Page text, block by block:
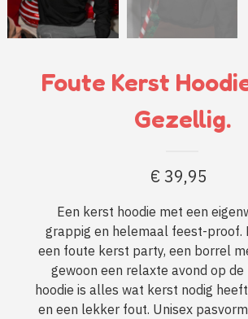
Foute Kerst
Gezellig.
€39,95
Een kerst hoodie met een
grappig en helemaal feest-proof.
een foute kerst party, een borrel
gewoon een relaxte avond op de
hoodie is alles wat kerst nodig
en een lekker fout. Unisex